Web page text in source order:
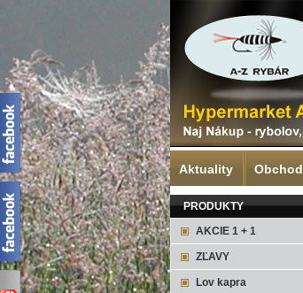
PRODUKTY
AKCIE 1 + 1
ZĽAVY
Lov kapra
Aktuality Obchod